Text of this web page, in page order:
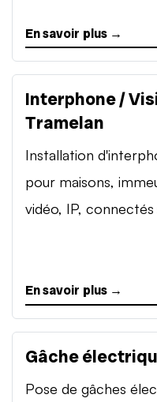
En savoir plus →
Interphone /
Tramelan
Installation
pour maisons,
vidéo, IP,
En savoir plus →
Gâche
Pose de gâches